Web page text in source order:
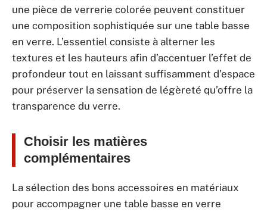
une pièce de verrerie colorée peuvent constituer
une composition sophistiquée sur une table basse
en verre. L’essentiel consiste à alterner les
textures et les hauteurs afin d’accentuer l’effet de
profondeur tout en laissant suffisamment d’espace
pour préserver la sensation de légèreté qu’offre la
transparence du verre.
Choisir les matières
complémentaires
La sélection des bons accessoires en matériaux
pour accompagner une table basse en verre